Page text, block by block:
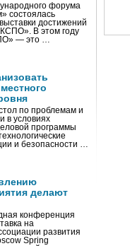
форума
состоялась
достижений
В этом году
— это …
по проблемам и
в условиях
программы
и безопасности …
делают
конференция
на
развития
Spring